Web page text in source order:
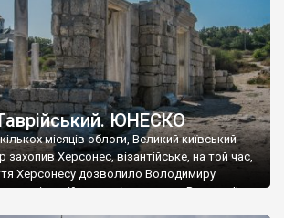
ЮНЕСКО
місяців облоги, Великий київський
Херсонес, візантійське, на той час,
Херсонесу дозволило Володимиру
візантійському імператору Василю ІІ, та